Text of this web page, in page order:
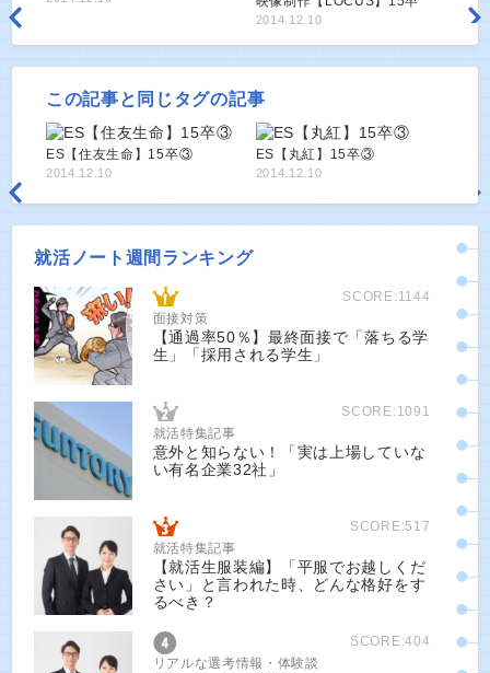
2014.12.10
この記事と同じタグの記事
ES【住友生命】15卒③
2014.12.10
ES【丸紅】15卒③
2014.12.10
就活ノート週間ランキング
SCORE:1144
面接対策
【通過率50％】最終面接で「落ちる学
生」「採用される学生」
SCORE:1091
就活特集記事
意外と知らない！「実は上場していな
い有名企業32社」
SCORE:517
就活特集記事
【就活生服装編】「平服でお越しくだ
さい」と言われた時、どんな格好をす
るべき？
SCORE:404
リアルな選考情報・体験談